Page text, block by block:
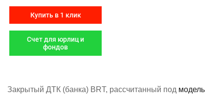
Купить в 1 клик
Счет для юрлиц и
фондов
Закрытый ДТК (банка) BRT, рассчитанный под модель